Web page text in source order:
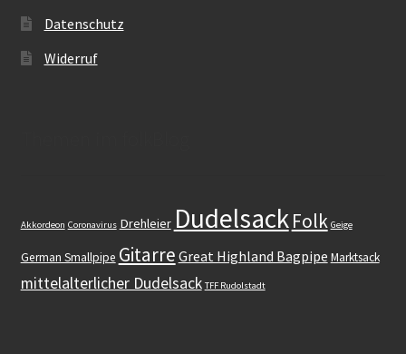
Datenschutz
Widerruf
Akkordeon Coronavirus Drehleier DudelsackFolk Geige
German Smallpipe Gitarre Great Highland Bagpipe Marktsack
mittelalterlicher Dudelsack TFF Rudolstadt